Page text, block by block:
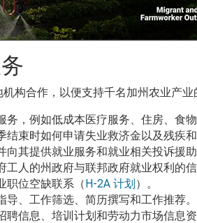
构合作，以便支持千名加州农业产业
务，例如低成本医疗服务、住房、食
结束时如何申请失业救济金以及残疾
向其提供就业服务和就业相关投诉援助
工人的州政府与联邦政府就业权利的信
职位空缺联系（H-2A 计划）。
导、工作筛选、简历撰写和工作推荐。
聘信息、培训计划和劳动力市场信息